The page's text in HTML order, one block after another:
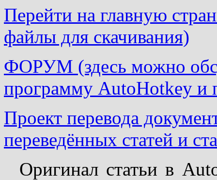
Перейти на главную
файлы для скачивания)
ФОРУМ (здесь можно
программу AutoHotkey и
Проект перевода
переведённых статей и
Оригинал статьи в